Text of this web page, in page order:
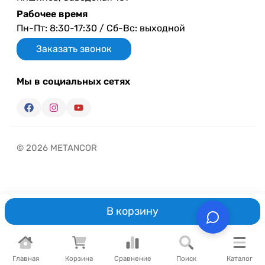
В корзину
Главная Корзина Сравнение Поиск Каталог
Рабочее время
Пн-Пт: 8:30-17:30 / Сб-Вс: выходной
Заказать звонок
Мы в социальных сетях
© 2026 METANCOR